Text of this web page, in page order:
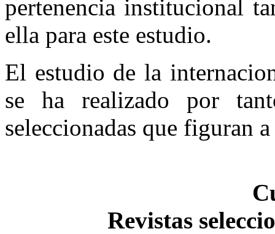
pertenencia institucional
ella para este estudio.
El estudio de la
se ha realizado por
seleccionadas que figuran
Revistas